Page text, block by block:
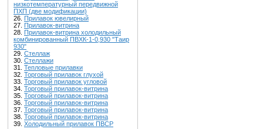
низкотемпературный передвижной
ПХП (две модификации)
26. Прилавок ювелирный
27. Прилавок-витрина
28. Прилавок-витрина холодильный
комбинированный ПВХК-1-0,930 "Таир
930"
29. Стеллаж
30. Стеллажи
31. Тепловые прилавки
32. Торговый прилавок глухой
33. Торговый прилавок угловой
34. Торговый прилавок-витрина
35. Торговый прилавок-витрина
36. Торговый прилавок-витрина
37. Торговый прилавок-витрина
38. Торговый прилавок-витрина
39. Холодильный прилавок ПВСР